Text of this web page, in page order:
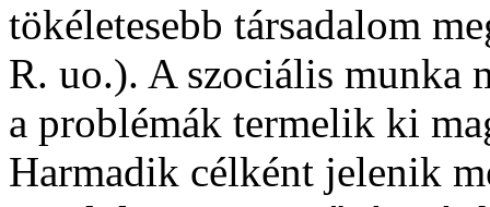
tökéletesebb társadalom
R. uo.). A szociális munka
a problémák termelik ki
Harmadik célként jelenik